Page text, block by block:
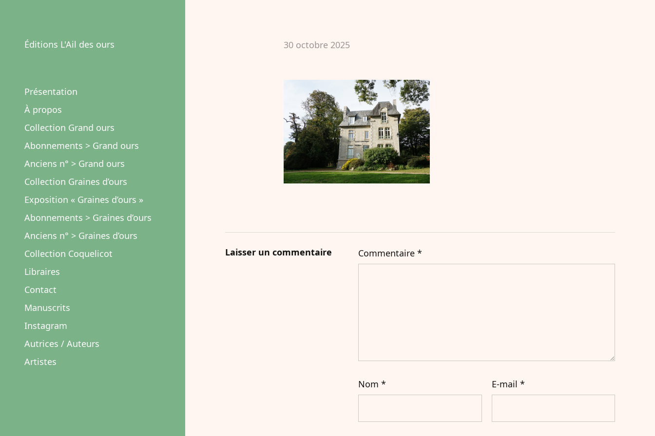
Éditions L'Ail des ours
Présentation
À propos
Collection Grand ours
Abonnements > Grand ours
Anciens n° > Grand ours
Collection Graines d’ours
Exposition « Graines d’ours »
Abonnements > Graines d’ours
Anciens n° > Graines d’ours
Collection Coquelicot
Libraires
Contact
Manuscrits
Instagram
Autrices / Auteurs
Artistes
30 octobre 2025
Laisser un commentaire Commentaire *
Nom * E-mail *